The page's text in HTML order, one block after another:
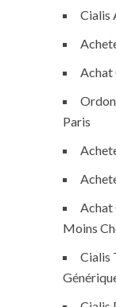
Cialis
Achat
Paris
Achat
Moins
Cialis